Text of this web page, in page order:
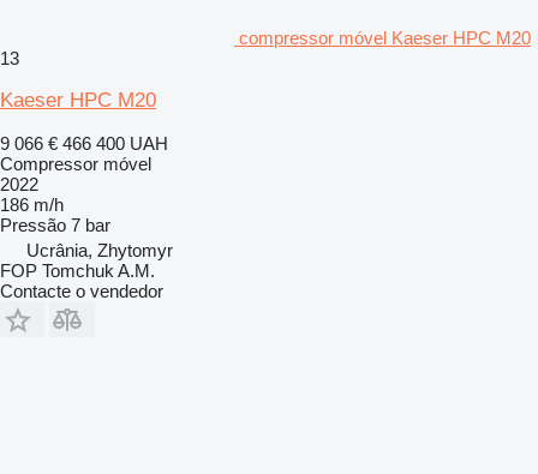
compressor móvel Kaeser HPC M20
13
Kaeser HPC M20
9 066 € 466 400 UAH
Compressor móvel
2022
186 m/h
Pressão 7 bar
Ucrânia, Zhytomyr
FOP Tomchuk A.M.
Contacte o vendedor